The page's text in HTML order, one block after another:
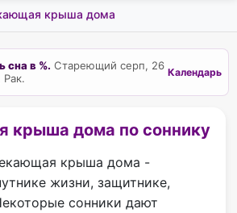
крыша дома
сна в %. Стареющий серп, 26
Календарь
крыша дома по соннику
крыша дома -
жизни, защитнике,
сонники дают